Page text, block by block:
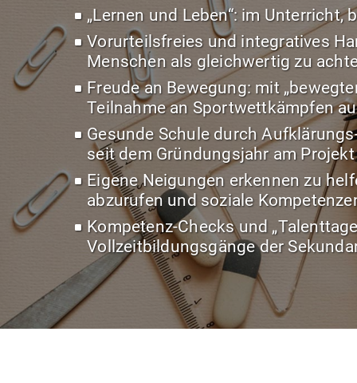
„Lernen und Leben“: im
Vorurteilsfreies und integratives
Menschen als gleichwertig zu
Freude an Bewegung: mit
Teilnahme an Sportwettkämpfen
Gesunde Schule durch
seit dem Gründungsjahr am
Eigene Neigungen erkennen zu
abzurufen und soziale
Kompetenz-Checks und
Vollzeitbildungsgänge der